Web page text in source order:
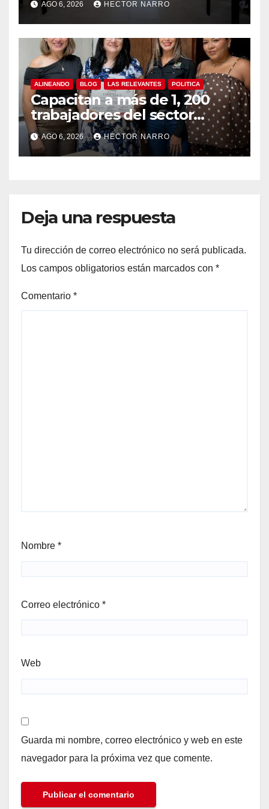
y temporada de ciclones
AGO 6, 2026 HECTOR NARRO
ALINEANDO BLOG LAS RELEVANTES POLITICA
Capacitan a más de 1, 200
trabajadores del sector
hotelero en derechos
humanos y respeto laboral
en Los Cabos
AGO 6, 2026 HECTOR NARRO
Deja una respuesta
Tu dirección de correo electrónico no será publicada.
Los campos obligatorios están marcados con *
Comentario *
Nombre *
Correo electrónico *
Web
Guarda mi nombre, correo electrónico y web en este
navegador para la próxima vez que comente.